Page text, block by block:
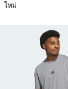
ใหม่